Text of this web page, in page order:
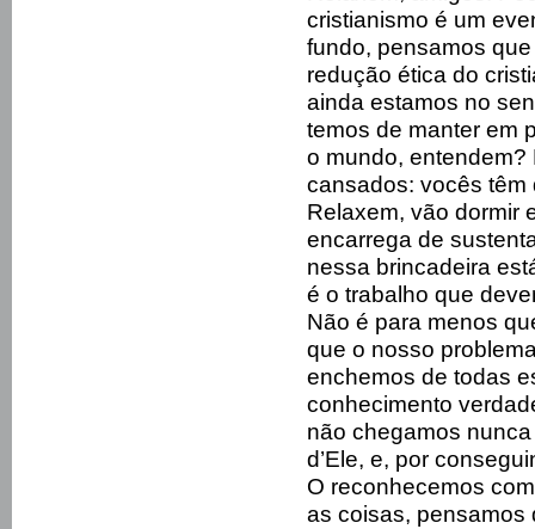
cristianismo é um
fundo, pensamos
redução ética do
ainda estamos no
temos de manter em
o mundo,
cansados: vocês têm
Relaxem, vão dormir
encarrega de
nessa brincadeira
é o trabalho que
Não é para menos
que o nosso
enchemos de todas
conhecimento
não chegamos
d’Ele, e, por
O reconhecemos
as coisas, pensamos